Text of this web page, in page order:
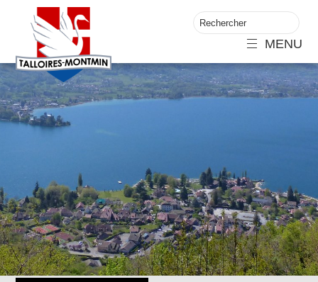
MENU